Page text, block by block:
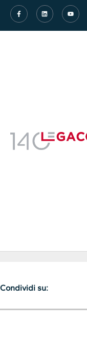
Condividi su: